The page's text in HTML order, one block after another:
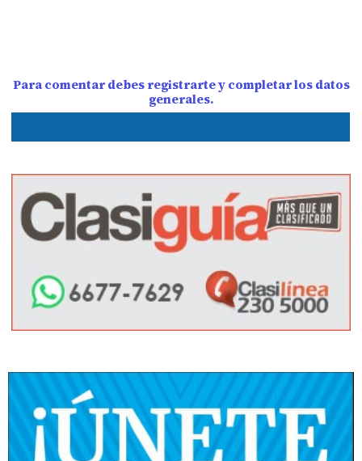
Para comentar debes registrarte y completar los datos
generales.